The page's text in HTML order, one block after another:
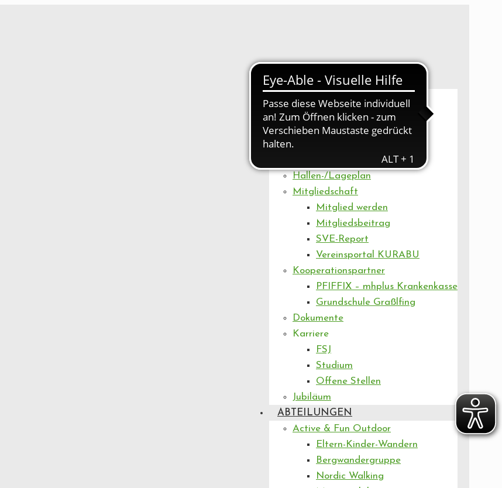
UNSER VEREIN
Artikel
Vorstand
Geschäftsstelle
Hallen-/Lageplan
Mitgliedschaft
Mitglied werden
Mitgliedsbeitrag
SVE-Report
Vereinsportal KURABU
Kooperationspartner
PFIFFIX – mhplus Krankenkasse
Grundschule Graßlfing
Dokumente
Karriere
FSJ
Studium
Offene Stellen
Jubiläum
ABTEILUNGEN
Active & Fun Outdoor
Eltern-Kinder-Wandern
Bergwandergruppe
Nordic Walking